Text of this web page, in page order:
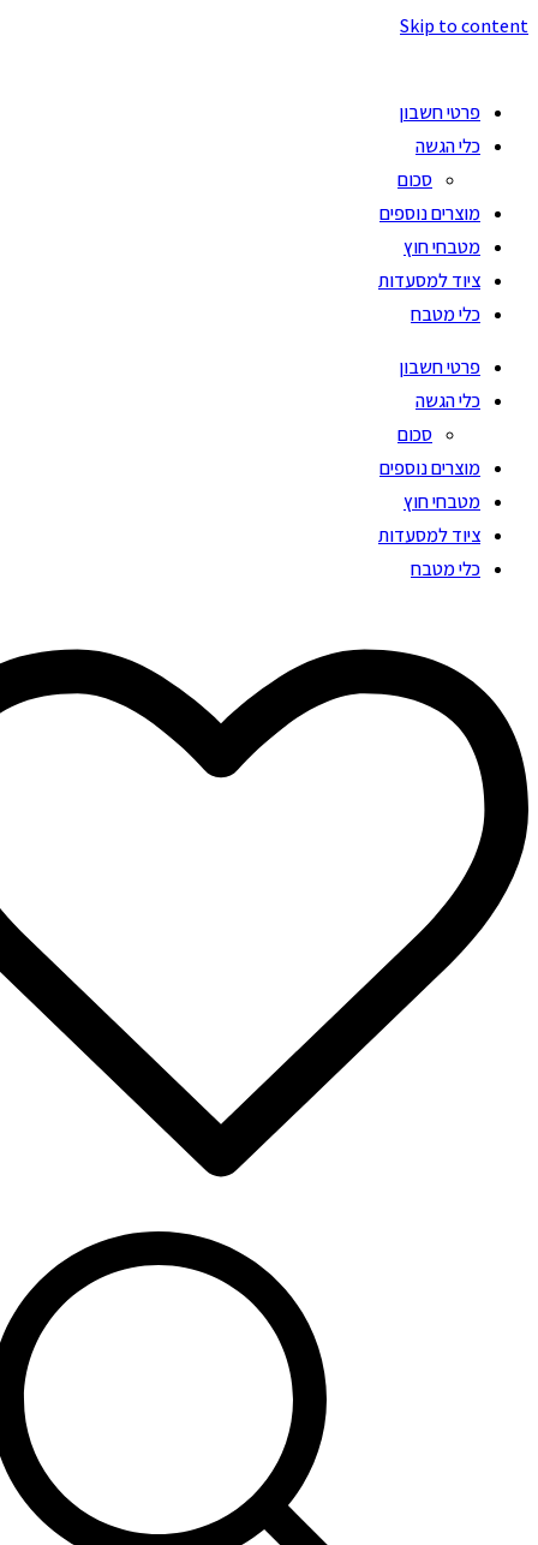
Skip to content
פרטי חשבון
כלי הגשה
סכום
מוצרים נוספים
מטבחי חוץ
ציוד למסעדות
כלי מטבח
פרטי חשבון
כלי הגשה
סכום
מוצרים נוספים
מטבחי חוץ
ציוד למסעדות
כלי מטבח